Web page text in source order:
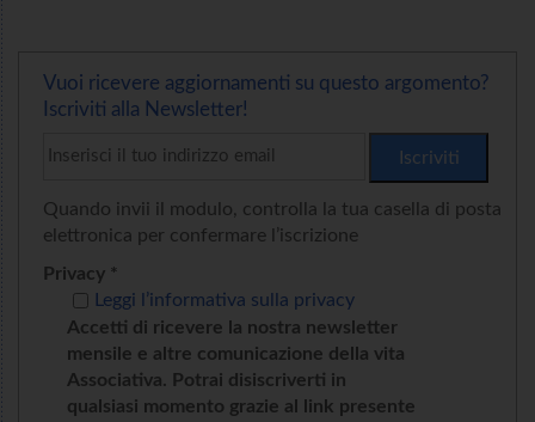
Vuoi ricevere aggiornamenti su questo argomento?
Iscriviti alla Newsletter!
Quando invii il modulo, controlla la tua casella di posta
elettronica per confermare l’iscrizione
Privacy *
Accetti di ricevere la nostra newsletter
mensile e altre comunicazione della vita
Associativa. Potrai disiscriverti in
qualsiasi momento grazie al link presente
Leggi l’informativa sulla privacy